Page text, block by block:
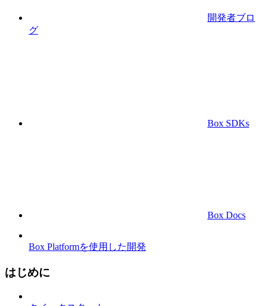
開発者ブロ
グ
Box SDKs
Box Docs
Box Platformを使用した開発
はじめに